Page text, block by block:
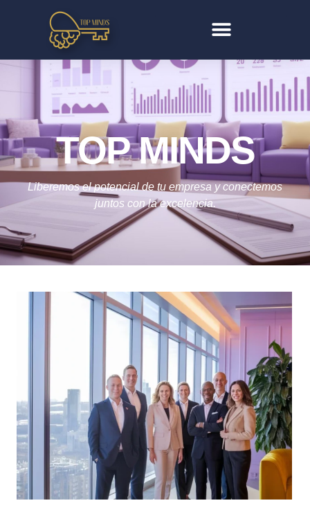
TOP MINDS
Liberemos el potencial de tu empresa y conectemos
juntos con la excelencia.